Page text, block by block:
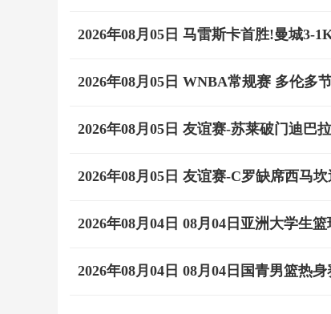
2026年08月05日 马雷斯卡首胜!曼城3-
2026年08月05日 WNBA常规赛 多伦多
2026年08月05日 友谊赛-苏莱破门迪巴
2026年08月05日 友谊赛-C罗缺席西马
2026年08月04日 08月04日亚洲大学生